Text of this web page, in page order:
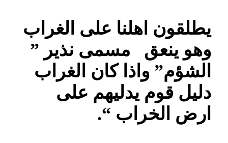
يطلقون اهلنا على الغراب
وهو ينعق مسمى نذير ”
الشؤم” واذا كان الغراب
دليل قوم يدليهم على
ارض الخراب “.